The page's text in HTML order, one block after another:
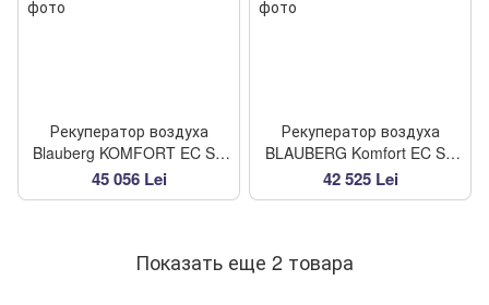
Рекуператор воздуха
Blauberg KOMFORT EC SB
250-E S25
45 056 Lei
Рекуператор воздуха
BLAUBERG Komfort EC SB
250 S25
42 525 Lei
Показать еще 2 товара